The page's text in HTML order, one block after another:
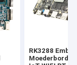
RK3288
Moederbord